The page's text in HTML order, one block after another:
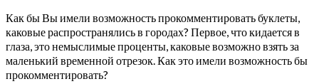
Как бы Вы имели возможность прокомментировать буклеты,
каковые распространялись в городах? Первое, что кидается в
глаза, это немыслимые проценты, каковые возможно взять за
маленький временной отрезок. Как это имели возможность бы
прокомментировать?